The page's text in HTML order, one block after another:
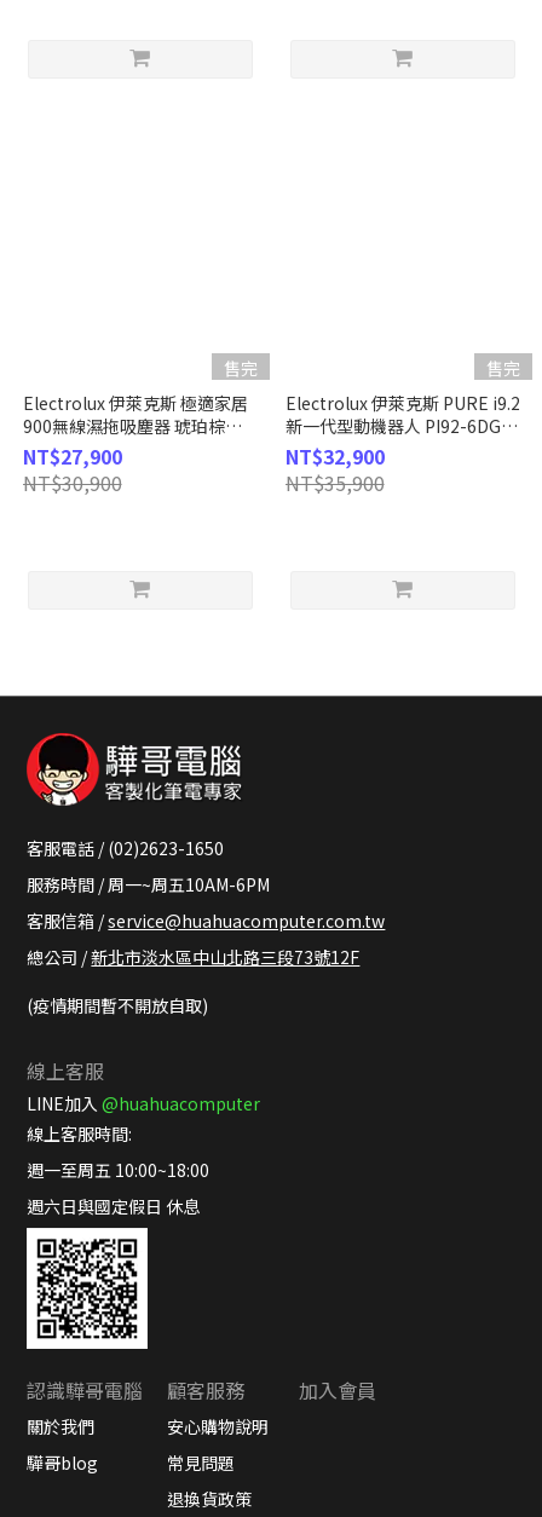
售完
Electrolux 伊萊克斯 極適家居
900無線濕拖吸塵器 琥珀棕
EFP91835
NT$27,900
NT$30,900
售完
Electrolux 伊萊克斯 PURE i9.2
新一代型動機器人 PI92-6DGM
尊爵金
NT$32,900
NT$35,900
客服電話 / (02)2623-1650
服務時間 / 周一~周五10AM-6PM
客服信箱 /service@huahuacomputer.com.tw
總公司 /新北市淡水區中山北路三段73號12F
(疫情期間暫不開放自取)
線上客服
LINE加入@huahuacomputer
線上客服時間:
週一至周五 10:00~18:00
週六日與國定假日 休息
認識驊哥電腦
關於我們
驊哥blog
顧客服務
安心購物說明
常見問題
退換貨政策
加入會員